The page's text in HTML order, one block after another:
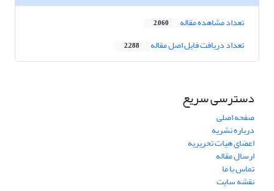
تعداد مشاهده مقاله 2,060
تعداد دریافت فایل اصل مقاله 2,288
دسترسی سریع
صفحه اصلی
درباره نشریه
اعضای هیات تحریریه
ارسال مقاله
تماس با ما
نقشه سایت